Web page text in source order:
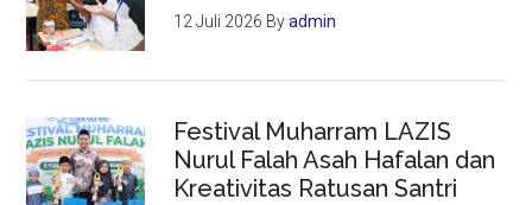
12 Juli 2026 Byadmin
Festival Muharram LAZIS
Nurul Falah Asah Hafalan dan
Kreativitas Ratusan Santri